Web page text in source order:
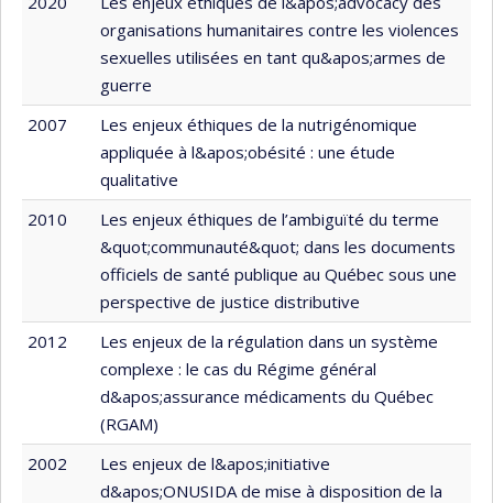
organisations humanitaires contre les violences
sexuelles utilisées en tant qu&apos;armes de
guerre
2007
Les enjeux éthiques de la nutrigénomique
appliquée à l&apos;obésité : une étude
qualitative
2010
Les enjeux éthiques de l’ambiguïté du terme
&quot;communauté&quot; dans les documents
officiels de santé publique au Québec sous une
perspective de justice distributive
2012
Les enjeux de la régulation dans un système
complexe : le cas du Régime général
d&apos;assurance médicaments du Québec
(RGAM)
2002
Les enjeux de l&apos;initiative
d&apos;ONUSIDA de mise à disposition de la